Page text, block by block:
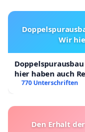
Wir
hier haben auch
770 Unterschriften
Den Erhalt